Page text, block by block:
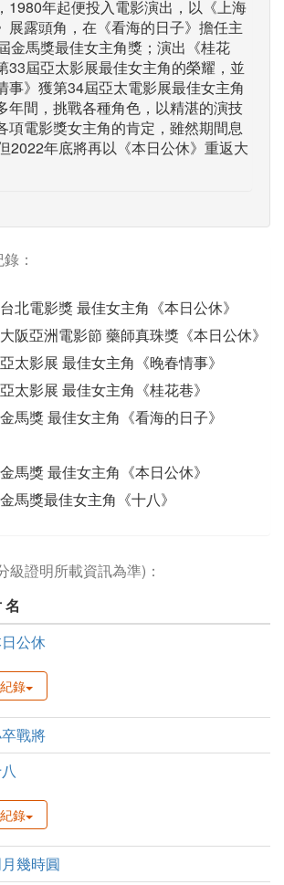
1980年起便投入電影演出，以《上海
展露頭角，在《看海的日子》擔任主
金馬獎最佳女主角獎；演出《桂花
33屆亞太影展最佳女主角的榮耀，並
事》獲第34屆亞太電影展最佳女主角
年間，挑戰各種角色，以精湛的演技
項電影獎女主角的肯定，雖然期間息
2022年底將再以《本日公休》重返大
：
北電影獎 最佳女主角《本日公休》
阪亞洲電影節 藥師真珠獎《本日公休》
太影展 最佳女主角《晚春情事》
太影展 最佳女主角《桂花巷》
馬獎 最佳女主角《看海的日子》
馬獎 最佳女主角《本日公休》
馬獎最佳女主角《十八》
級證明所載資訊為準)：
名
公休
錄
戰將
錄
幾時圓